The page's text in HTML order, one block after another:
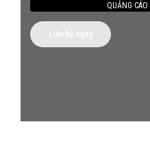
QUẢNG CÁO
Liên hệ ngay